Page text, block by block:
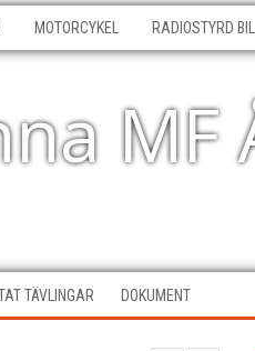
MOTORCYKEL RADIOSTYRD BIL
MF
TÄVLINGAR DOKUMENT